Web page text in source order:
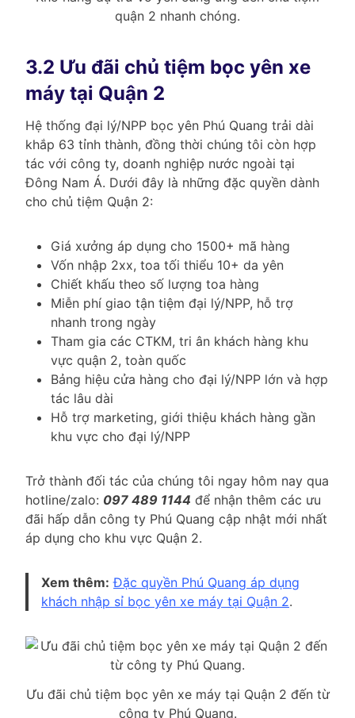
quận 2 nhanh chóng.
3.2 Ưu đãi chủ tiệm bọc yên xe
máy tại Quận 2
Hệ thống đại lý/NPP bọc yên Phú Quang trải dài
khắp 63 tỉnh thành, đồng thời chúng tôi còn hợp
tác với công ty, doanh nghiệp nước ngoài tại
Đông Nam Á. Dưới đây là những đặc quyền dành
cho chủ tiệm Quận 2:
Giá xưởng áp dụng cho 1500+ mã hàng
Vốn nhập 2xx, toa tối thiểu 10+ da yên
Chiết khấu theo số lượng toa hàng
Miễn phí giao tận tiệm đại lý/NPP, hỗ trợ
nhanh trong ngày
Tham gia các CTKM, tri ân khách hàng khu
vực quận 2, toàn quốc
Bảng hiệu cửa hàng cho đại lý/NPP lớn và hợp
tác lâu dài
Hỗ trợ marketing, giới thiệu khách hàng gần
khu vực cho đại lý/NPP
Trở thành đối tác của chúng tôi ngay hôm nay qua
hotline/zalo: 097 489 1144 để nhận thêm các ưu
đãi hấp dẫn công ty Phú Quang cập nhật mới nhất
áp dụng cho khu vực Quận 2.
Xem thêm: Đặc quyền Phú Quang áp dụng
khách nhập sỉ bọc yên xe máy tại Quận 2.
Ưu đãi chủ tiệm bọc yên xe máy tại Quận 2 đến từ
công ty Phú Quang.